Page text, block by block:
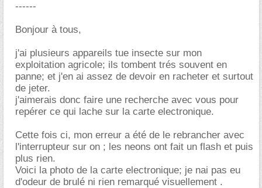
------
Bonjour à tous,
j'ai plusieurs appareils tue insecte sur mon
exploitation agricole; ils tombent trés souvent en
panne; et j'en ai assez de devoir en racheter et surtout
de jeter.
j'aimerais donc faire une recherche avec vous pour
repérer ce qui lache sur la carte electronique.
Cette fois ci, mon erreur a été de le rebrancher avec
l'interrupteur sur on ; les neons ont fait un flash et puis
plus rien.
Voici la photo de la carte electronique; je nai pas eu
d'odeur de brulé ni rien remarqué visuellement .